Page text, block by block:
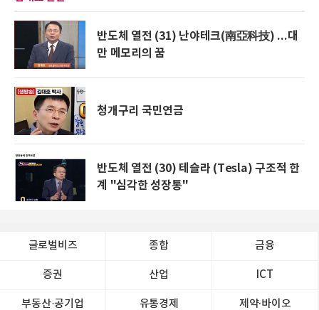
반도체 열전 (31) 난야테크(南亞科技) ...대
만 메모리의 꿈
청개구리 국민연금
반도체 열전 (30) 테슬라 (Tesla) 구조적 한
계 "심각한 성장통"
글로벌비즈 종합 금융
증권 산업 ICT
부동산·공기업 유통경제 제약∙바이오